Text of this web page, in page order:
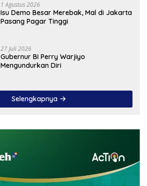
1 Agustus 2026
Isu Demo Besar Merebak, Mal di Jakarta
Pasang Pagar Tinggi
27 Juli 2026
Gubernur BI Perry Warjiyo
Mengundurkan Diri
Selengkapnya